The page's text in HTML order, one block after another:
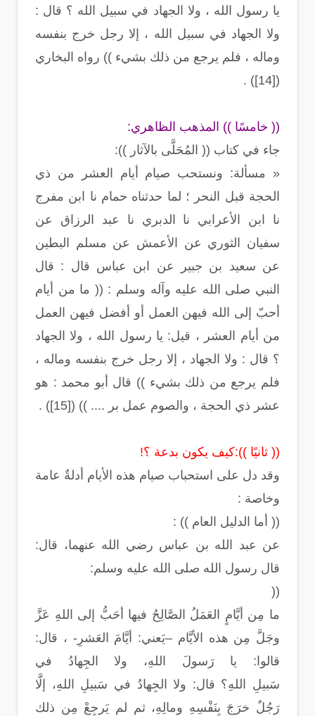
يا رسول الله ، ولا الجهاد في سبيل الله ؟ قال :
ولا الجهاد في سبيل الله ، إلا رجل خرج بنفسه
وماله ، فلم يرجع من ذلك بشيء )) رواه البخاري
([14]) .
(( خامسًا )) المذهب الظاهري:
جاء في كتاب (( المُحَلَّى بالآثار )):
« مسألة: ونستحب صيام أيام العشر من ذي
الحجة قبل النحر ؛ لما حدثناه حمام نا ابن مفرج
نا ابن الأعرابي نا الدبري نا عبد الرزاق عن
سفيان الثوري عن الأعمش عن مسلم البطين
عن سعيد بن جبير عن ابن عباس قال : قال
النبي صلى الله عليه وآله وسلم : (( ما من أيام
أحبّ إلى الله فيهن العمل أو أفضل فيهن العمل
من أيام العشر ، قيل: يا رسول الله ، ولا الجهاد
؟ قال : ولا الجهاد ، إلا رجل خرج بنفسه وماله ،
فلم يرجع من ذلك بشيء )) قال أبو محمد : هو
عشر ذي الحجة ، والصوم عمل بر .... )) ([15]) .
(( ثانيًا )):كيف يكون بدعة ؟!
وقد دل على استحباب صيام هذه الأيام أدلةٌ عامة
وخاصة :
(( أما الدليل العام )) :
عن عبد الله بن عباس رضي الله عنهما، قال:
قال رسول الله صلى الله عليه وسلم:
((
ما مِن أيَّامٍ العَمَلُ الصَّالِحُ فيها أحَبُّ إلى اللهِ عَزَّ
وجَلَّ مِن هذه الأيَّام –يَعني: أيَّامَ العَشرِ- ، قال:
قالوا: يا رَسولَ اللهِ، ولا الجِهادُ في
سَبيلِ اللهِ؟ قال: ولا الجِهادُ في سَبيلِ اللهِ، إلَّا
رَجُلٌ خرَجَ بِنَفْسِهِ ومالِهِ، ثم لم يَرجِعْ مِن ذلك